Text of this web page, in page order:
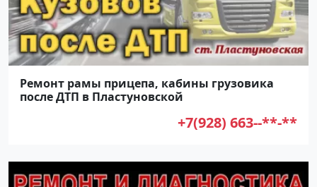
Ремонт рамы прицепа, кабины грузовика
после ДТП в Пластуновской
+7(928) 663--**-**